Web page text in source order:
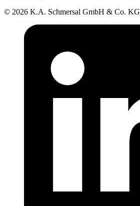
© 2026 K.A. Schmersal GmbH & Co. KG